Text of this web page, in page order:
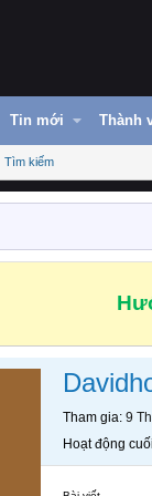
Tin mới Thành
Tìm kiếm
Tham gia 9
Hoạt động cuối